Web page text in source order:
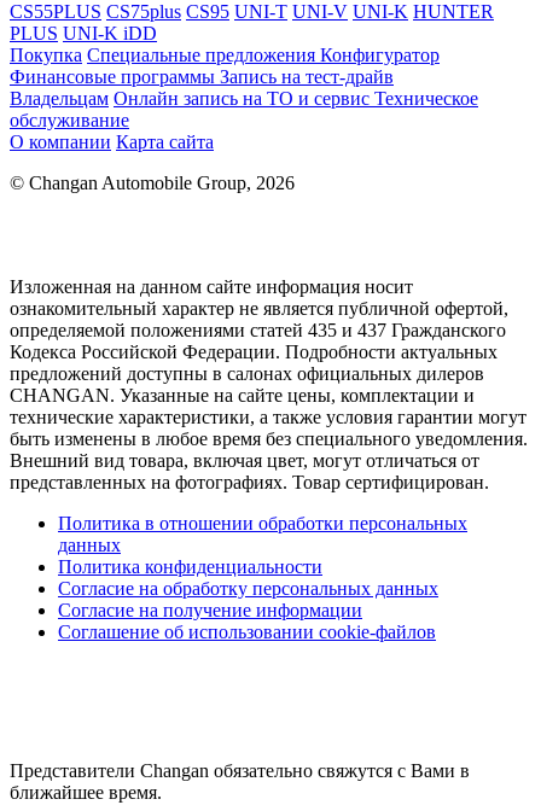
CS55PLUS CS75plus CS95 UNI-T UNI-V UNI-K HUNTER
PLUS UNI-K iDD
Покупка Специальные предложения Конфигуратор
Финансовые программы Запись на тест-драйв
Владельцам Онлайн запись на ТО и сервис Техническое
обслуживание
О компании Карта сайта
© Changan Automobile Group, 2026
Изложенная на данном сайте информация носит
ознакомительный характер не является публичной офертой,
определяемой положениями статей 435 и 437 Гражданского
Кодекса Российской Федерации. Подробности актуальных
предложений доступны в салонах официальных дилеров
CHANGAN. Указанные на сайте цены, комплектации и
технические характеристики, а также условия гарантии могут
быть изменены в любое время без специального уведомления.
Внешний вид товара, включая цвет, могут отличаться от
представленных на фотографиях. Товар сертифицирован.
Политика в отношении обработки персональных
данных
Политика конфиденциальности
Согласие на обработку персональных данных
Согласие на получение информации
Соглашение об использовании cookie-файлов
Представители Changan обязательно свяжутся с Вами в
ближайшее время.